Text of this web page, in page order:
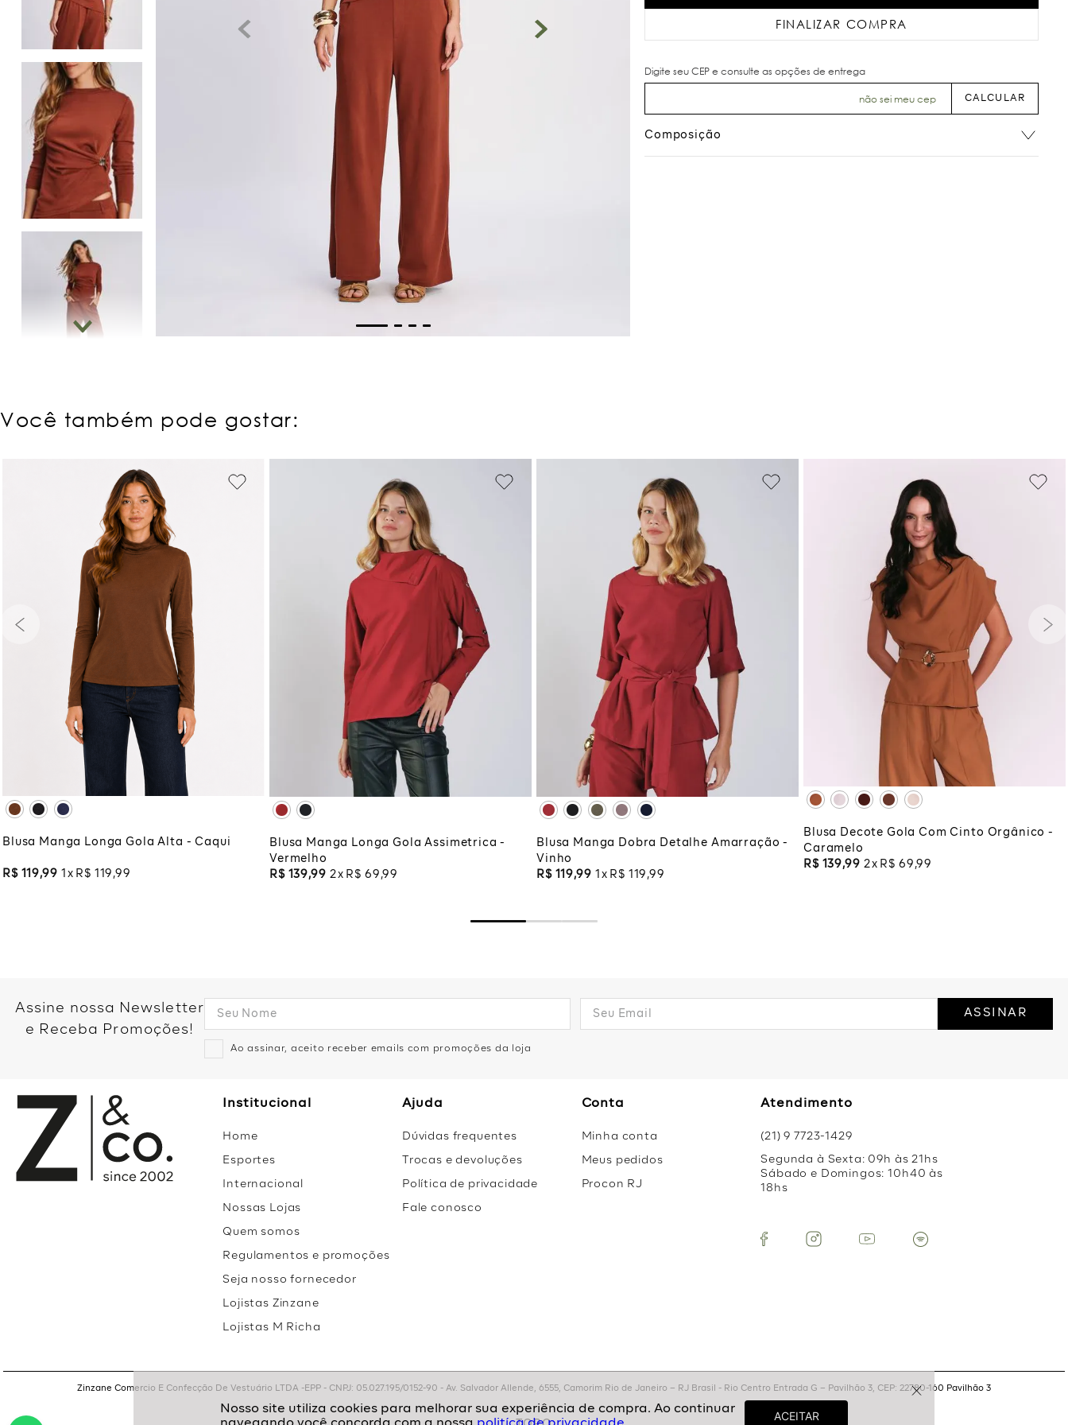
FINALIZAR COMPRA
não sei meu cep
Composição
Você também pode gostar:
G
M
P
XGG
ADICIONAR À SACOLA
Blusa Manga Longa Gola Alta - Caqui
R$ 119,99 1 R$ 119 ,99
G
P
XGG
ADICIONAR À SACOLA
Blusa Manga Longa Gola Assimetrica -
Vermelho
R$ 139,99 2 R$ 69 ,99
G
M
P
XGG
ADICIONAR À SACOLA
Blusa Manga Dobra Detalhe Amarração -
Vinho
R$ 119,99 1 R$ 119 ,99
G
XGG
ADICIONAR À SACOLA
Blusa Decote Gola Com Cinto Orgânico -
Caramelo
R$ 139,99 2 R$ 69 ,99
Assine nossa Newsletter
e Receba Promoções!
Ao assinar, aceito receber emails com promoções da loja
ASSINAR
Institucional
Home
Esportes
Internacional
Nossas Lojas
Quem somos
Regulamentos e promoções
Seja nosso fornecedor
Lojistas Zinzane
Lojistas M Richa
Ajuda
Dúvidas frequentes
Trocas e devoluções
Política de privacidade
Fale conosco
Conta
Minha conta
Meus pedidos
Procon RJ
Atendimento
(21) 9 7723-1429
Segunda à Sexta: 09h às 21hs
Sábado e Domingos: 10h40 às
18hs
Zinzane Comercio E Confecção De Vestuário LTDA -EPP - CNPJ: 05.027.195/0152-90 - Av. Salvador Allende, 6555, Camorim Rio de Janeiro – RJ Brasil - Rio Centro Entrada G – Pavilhão 3, CEP: 22780-160 Pavilhão 3